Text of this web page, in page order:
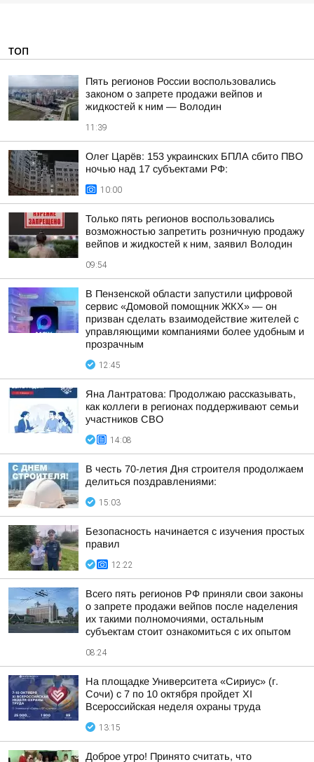
ТОП
Пять регионов России воспользовались
законом о запрете продажи вейпов и
жидкостей к ним — Володин
11:39
Олег Царёв: 153 украинских БПЛА сбито ПВО
ночью над 17 субъектами РФ:
10:00
Только пять регионов воспользовались
возможностью запретить розничную продажу
вейпов и жидкостей к ним, заявил Володин
09:54
В Пензенской области запустили цифровой
сервис «Домовой помощник ЖКХ» — он
призван сделать взаимодействие жителей с
управляющими компаниями более удобным и
прозрачным
12:45
Яна Лантратова: Продолжаю рассказывать,
как коллеги в регионах поддерживают семьи
участников СВО
14:08
В честь 70-летия Дня строителя продолжаем
делиться поздравлениями:
15:03
Безопасность начинается с изучения простых
правил
12:22
Всего пять регионов РФ приняли свои законы
о запрете продажи вейпов после наделения
их такими полномочиями, остальным
субъектам стоит ознакомиться с их опытом
08:24
На площадке Университета «Сириус» (г.
Сочи) с 7 по 10 октября пройдет XI
Всероссийская неделя охраны труда
13:15
Доброе утро! Принято считать, что